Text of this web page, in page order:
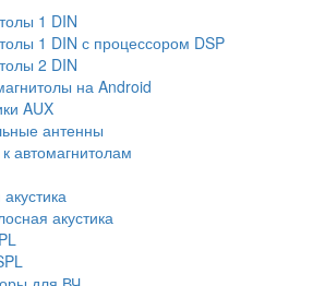
1 DIN
1 DIN с процессором DSP
2 DIN
на Android
AUX
антенны
автомагнитолам
акустика